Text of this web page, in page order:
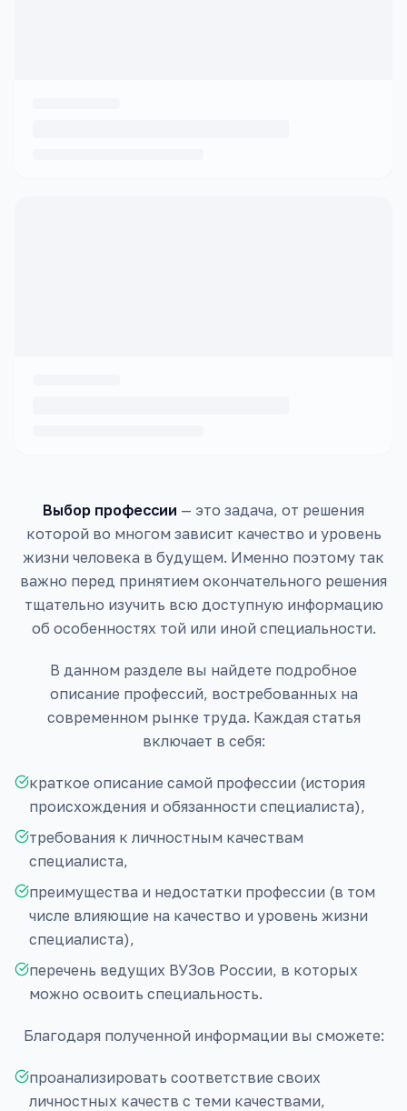
Выбор профессии — это задача, от решения
которой во многом зависит качество и уровень
жизни человека в будущем. Именно поэтому так
важно перед принятием окончательного решения
тщательно изучить всю доступную информацию
об особенностях той или иной специальности.
В данном разделе вы найдете подробное
описание профессий, востребованных на
современном рынке труда. Каждая статья
включает в себя:
краткое описание самой профессии (история
происхождения и обязанности специалиста),
требования к личностным качествам
специалиста,
преимущества и недостатки профессии (в том
числе влияющие на качество и уровень жизни
специалиста),
перечень ведущих ВУЗов России, в которых
можно освоить специальность.
Благодаря полученной информации вы сможете:
проанализировать соответствие своих
личностных качеств с теми качествами,